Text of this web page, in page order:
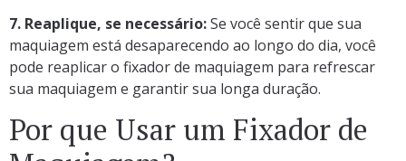
7. Reaplique, se necessário:Se você sentir que sua
maquiagem está desaparecendo ao longo do dia, você
pode reaplicar o fixador de maquiagem para refrescar
sua maquiagem e garantir sua longa duração.
Por que Usar um Fixador de